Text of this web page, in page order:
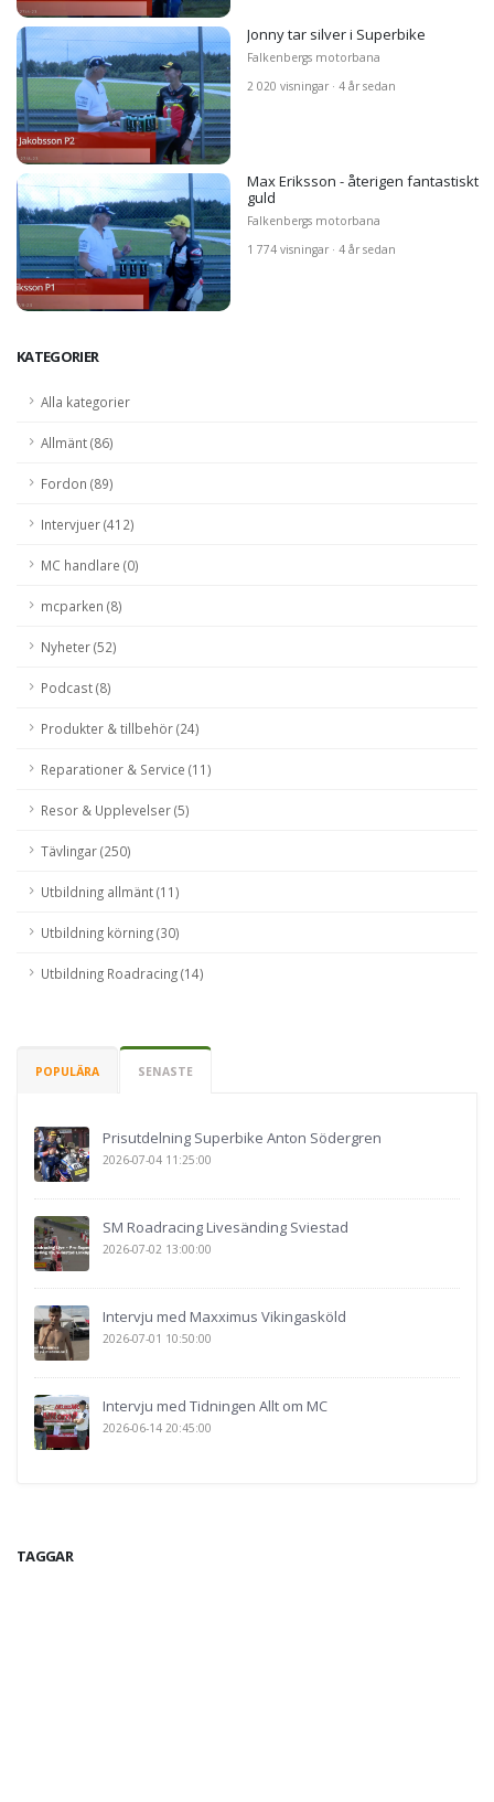
Jonny tar silver i Superbike
Falkenbergs motorbana
2 020 visningar · 4 år sedan
Max Eriksson - återigen fantastiskt
guld
Falkenbergs motorbana
1 774 visningar · 4 år sedan
KATEGORIER
Alla kategorier
Allmänt (86)
Fordon (89)
Intervjuer (412)
MC handlare (0)
mcparken (8)
Nyheter (52)
Podcast (8)
Produkter & tillbehör (24)
Reparationer & Service (11)
Resor & Upplevelser (5)
Tävlingar (250)
Utbildning allmänt (11)
Utbildning körning (30)
Utbildning Roadracing (14)
POPULÄRA SENASTE
Prisutdelning Superbike Anton Södergren
2026-07-04 11:25:00
SM Roadracing Livesänding Sviestad
2026-07-02 13:00:00
Intervju med Maxximus Vikingasköld
2026-07-01 10:50:00
Intervju med Tidningen Allt om MC
2026-06-14 20:45:00
TAGGAR